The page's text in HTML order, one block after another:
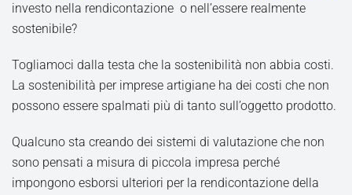
investo nella rendicontazione o nell’essere realmente
sostenibile?
Togliamoci dalla testa che la sostenibilità non abbia costi.
La sostenibilità per imprese artigiane ha dei costi che non
possono essere spalmati più di tanto sull’oggetto prodotto.
Qualcuno sta creando dei sistemi di valutazione che non
sono pensati a misura di piccola impresa perché
impongono esborsi ulteriori per la rendicontazione della